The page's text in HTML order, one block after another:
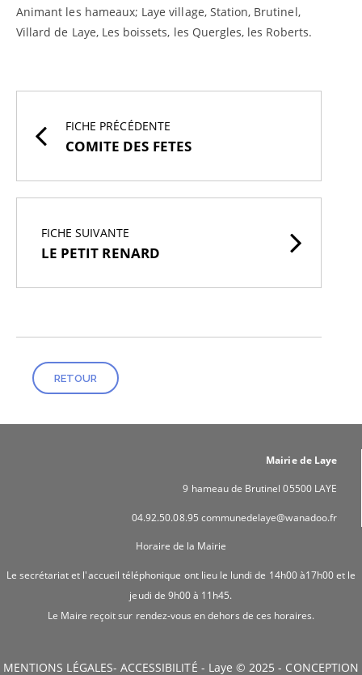
Animant les hameaux; Laye village, Station, Brutinel,
Villard de Laye, Les boissets, les Quergles, les Roberts.
FICHE PRÉCÉDENTE
COMITE DES FETES
FICHE SUIVANTE
LE PETIT RENARD
RETOUR
Mairie de Laye
9 hameau de Brutinel 05500 LAYE
04.92.50.08.95 communedelaye@wanadoo.fr
Horaire de la Mairie
Le secrétariat et l'accueil téléphonique ont lieu le lundi de 14h00 à17h00 et le
jeudi de 9h00 à 11h45.
Le Maire reçoit sur rendez-vous en dehors de ces horaires.
MENTIONS LÉGALES- ACCESSIBILITÉ - Laye © 2025 - CONCEPTION